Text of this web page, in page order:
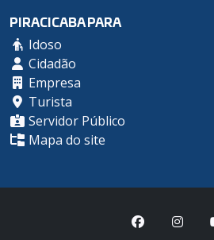
PIRACICABA PARA
Idoso
Cidadão
Empresa
Turista
Servidor Público
Mapa do site